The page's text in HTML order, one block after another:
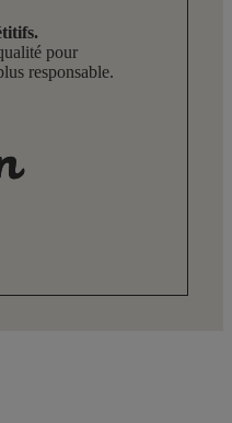
pour
responsable.